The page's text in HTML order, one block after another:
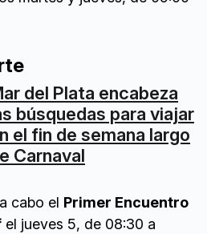
del Plata encabeza
búsquedas para viajar
el fin de semana largo
Carnaval
cabo el Primer Encuentro
el jueves 5, de 08:30 a